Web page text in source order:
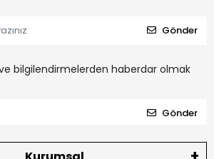
Gönder
bilgilendirmelerden haberdar olmak
Gönder